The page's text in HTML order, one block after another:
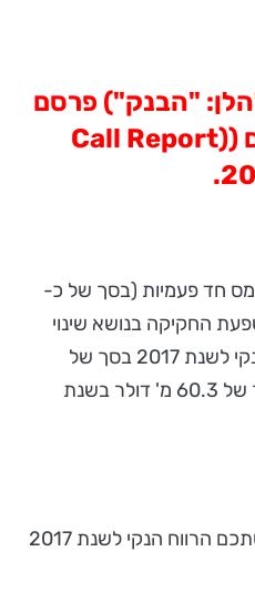
"הבנק") פרסם
(
(Call Report
מס חד פעמיות (בסך של כ-
החקיקה בנושא שינוי
שיעור המס, הסתכמו ברווח נקי לשנת 2017 בסך של
65.4 מ' דולר, בהשוואה לסך של 60.3 מ' דולר בשנת
ללא נטרול הוצאות המס, הסתכם הרווח הנקי לשנת 2017